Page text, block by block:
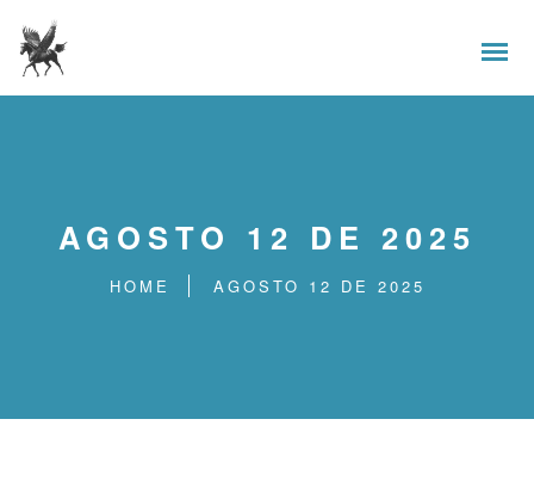
AGOSTO 12 DE 2025
HOME AGOSTO 12 DE 2025